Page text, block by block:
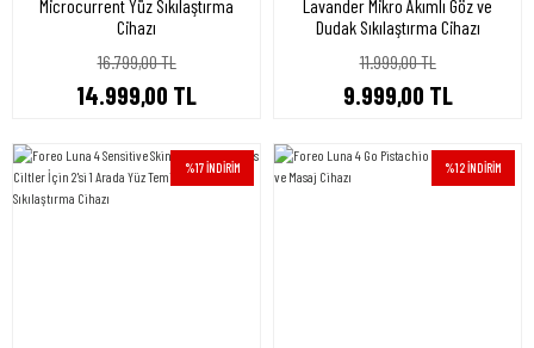
Microcurrent Yüz Sıkılaştırma
Cihazı
16.799,00 TL
14.999,00 TL
Lavander Mikro Akımlı Göz ve
Dudak Sıkılaştırma Cihazı
11.999,00 TL
9.999,00 TL
%17 İNDİRİM %12 İNDİRİM